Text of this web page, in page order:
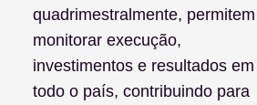
quadrimestralmente, permitem
monitorar execução,
investimentos e resultados em
todo o país, contribuindo para